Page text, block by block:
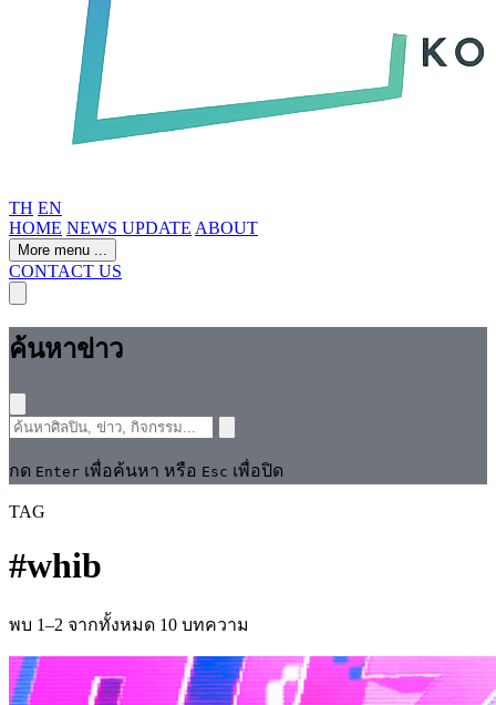
TH EN
HOME NEWS UPDATE ABOUT
More menu ...
CONTACT US
ค้นหาข่าว
กด Enter เพื่อค้นหา หรือ Esc เพื่อปิด
TAG
#whib
พบ 1–2 จากทั้งหมด 10 บทความ